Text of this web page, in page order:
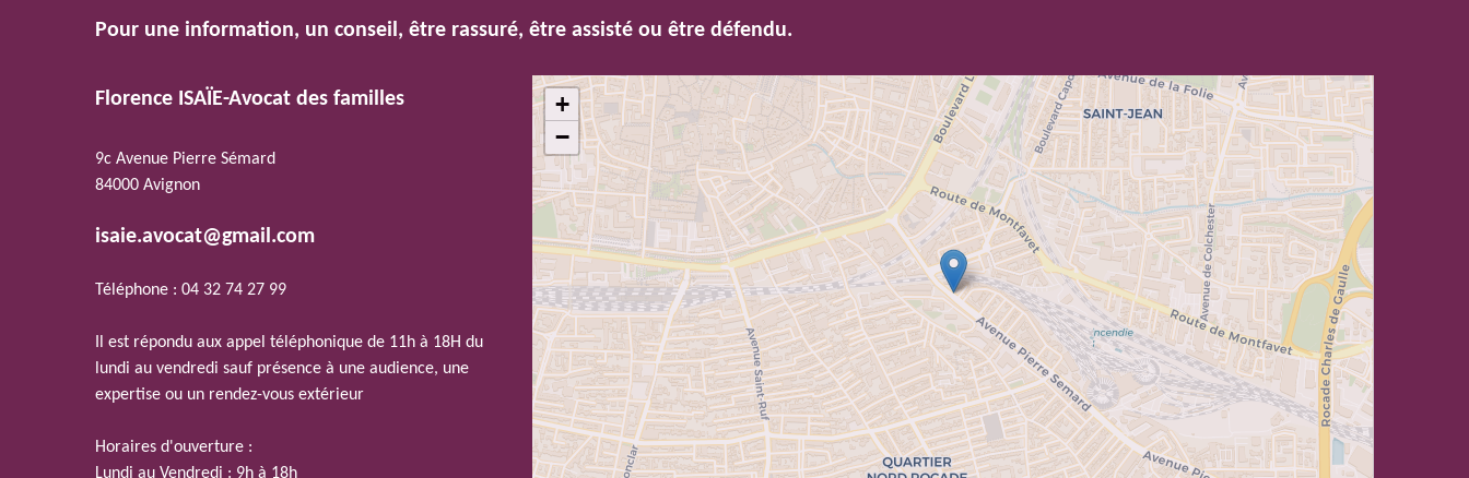
Pour une information, un conseil, être rassuré, être assisté ou être défendu.
Florence ISAÏE-Avocat des familles
9c Avenue Pierre Sémard
84000 Avignon
isaie.avocat@gmail.com
Téléphone : 04 32 74 27 99
Il est répondu aux appel téléphonique de 11h à 18H du
lundi au vendredi sauf présence à une audience, une
expertise ou un rendez-vous extérieur
Horaires d'ouverture :
Lundi au Vendredi : 9h à 18h
+
−